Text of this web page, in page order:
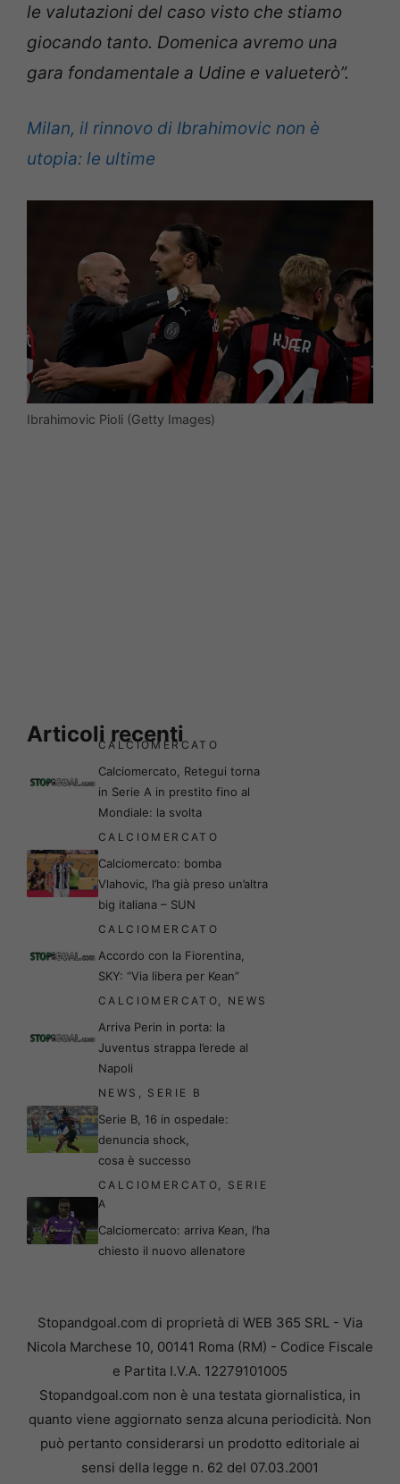
le valutazioni del caso visto che stiamo
giocando tanto. Domenica avremo una
gara fondamentale a Udine e valueterò”.
Milan, il rinnovo di Ibrahimovic non è
utopia: le ultime
Ibrahimovic Pioli (Getty Images)
Articoli recenti
CALCIOMERCATO
Calciomercato, Retegui torna
in Serie A in prestito fino al
Mondiale: la svolta
CALCIOMERCATO
Calciomercato: bomba
Vlahovic, l’ha già preso un’altra
big italiana – SUN
CALCIOMERCATO
Accordo con la Fiorentina,
SKY: “Via libera per Kean”
CALCIOMERCATO, NEWS
Arriva Perin in porta: la
Juventus strappa l’erede al
Napoli
NEWS , SERIE B
Serie B, 16 in ospedale:
denuncia shock,
cosa è successo
CALCIOMERCATO, SERIE
A
Calciomercato: arriva Kean, l’ha
chiesto il nuovo allenatore
Stopandgoal.com di proprietà di WEB 365 SRL - Via
Nicola Marchese 10, 00141 Roma (RM) - Codice Fiscale
e Partita I.V.A. 12279101005
Stopandgoal.com non è una testata giornalistica, in
quanto viene aggiornato senza alcuna periodicità. Non
può pertanto considerarsi un prodotto editoriale ai
sensi della legge n. 62 del 07.03.2001